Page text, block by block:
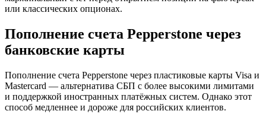
или классических опционах.
Пополнение счета Pepperstone через
банковские карты
Пополнение счета Pepperstone через пластиковые карты Visa и
Mastercard — альтернатива СБП с более высокими лимитами
и поддержкой иностранных платёжных систем. Однако этот
способ медленнее и дороже для российских клиентов.